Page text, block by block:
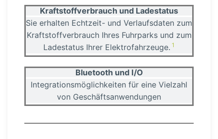
Kraft­stoff­ver­brauch und Ladestatus
Sie erhalten Echtzeit- und Verlaufs­daten zum
Kraft­stoff­ver­brauch Ihres Fuhrparks und zum
Ladestatus Ihrer Elektro­fahr­zeuge. 1
Bluetooth und I/O
Integra­ti­ons­mög­lich­keiten für eine Vielzahl
von Geschäfts­an­wen­dungen